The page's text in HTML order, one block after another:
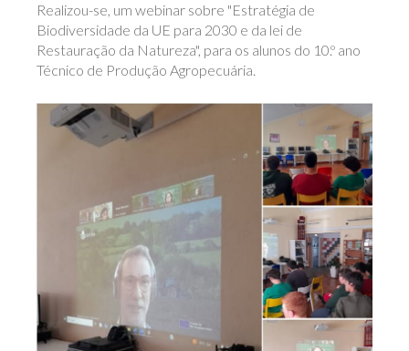
Realizou-se, um webinar sobre "Estratégia de
Biodiversidade da UE para 2030 e da lei de
Restauração da Natureza", para os alunos do 10.º ano
Técnico de Produção Agropecuária.